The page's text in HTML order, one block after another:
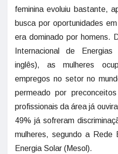
feminina evoluiu bastante,
busca por oportunidades
era dominado por homens.
Internacional de
inglês), as mulheres
empregos no setor no
permeado por
profissionais da área já
49% já sofreram
mulheres, segundo a Rede
Energia Solar (Mesol).